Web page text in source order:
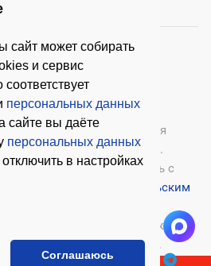
сайт может собирать
и сервис
персональных данных
сайте вы даёте
персональных данных
в настройках
Соглашаюсь
— оборудование для
оборудование.
нашем сайте, ознакомьтесь с
Пользовательским
с этого сайта возможно
согласия владельцев.